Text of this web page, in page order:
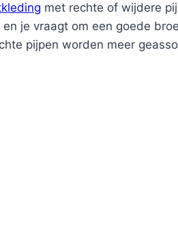
met rechte of wijdere
je vraagt om een goede
pijpen worden meer